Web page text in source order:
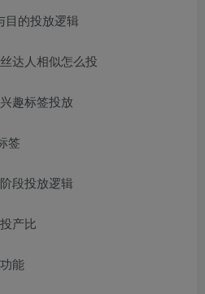
目的投放逻辑
达人相似怎么投
趣标签投放
签
段投放逻辑
产比
能